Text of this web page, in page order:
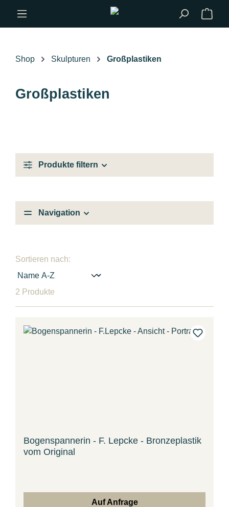
Zum Hauptinhalt springen
Shop Skulpturen Großplastiken
Großplastiken
Produkte filtern
Navigation
Sortieren nach:
2 Produkte
Bogenspannerin - F. Lepcke - Bronzeplastik
vom Original
Auf Anfrage